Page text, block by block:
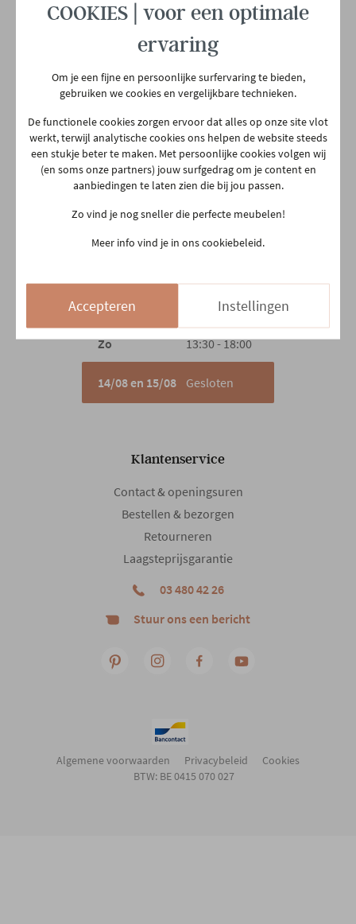
Woonstijl Hedendaags
Onze winkel
Aarschotsesteenweg 151
03 480 42 26
info@gerowonen.be
Ma
10:00 - 18:30
Di
10:00 - 18:30
Woe
10:00 - 18:30
Vr
Za
10:00 - 18:00
Zo
13:30 - 18:00
14/08 en 15/08 Gesloten
Klantenservice
Contact & openingsuren
Bestellen & bezorgen
Retourneren
Laagsteprijsgarantie
03 480 42 26
Stuur ons een bericht
Algemene voorwaarden Privacybeleid
Cookies
BTW: BE 0415 070 027
COOKIES | voor een optimale
ervaring
Om je een fijne en persoonlijke surfervaring te bieden,
gebruiken we cookies en vergelijkbare technieken.
De functionele cookies zorgen ervoor dat alles op onze site vlot
werkt, terwijl analytische cookies ons helpen de website steeds
een stukje beter te maken. Met persoonlijke cookies volgen wij
(en soms onze partners) jouw surfgedrag om je content en
aanbiedingen te laten zien die bij jou passen.
Zo vind je nog sneller die perfecte meubelen!
Meer info vind je in ons cookiebeleid.
Accepteren Instellingen